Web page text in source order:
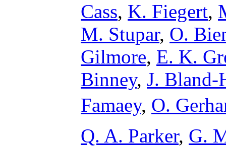
Cass, K. Fiegert,
M. Stupar, O.
Gilmore, E. K.
Binney, J. Bland-
Famaey, O.
Q. A. Parker, G.